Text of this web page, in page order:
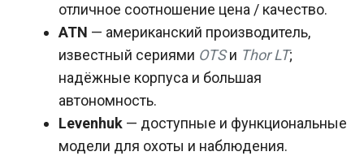
отличное соотношение цена / качество.
ATN — американский производитель,
известный сериями OTSи Thor LT;
надёжные корпуса и большая
автономность.
Levenhuk— доступные и функциональные
модели для охоты и наблюдения.